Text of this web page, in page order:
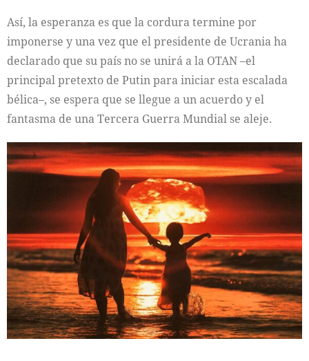
Así, la esperanza es que la cordura termine por
imponerse y una vez que el presidente de Ucrania ha
declarado que su país no se unirá a la OTAN –el
principal pretexto de Putin para iniciar esta escalada
bélica–, se espera que se llegue a un acuerdo y el
fantasma de una Tercera Guerra Mundial se aleje.